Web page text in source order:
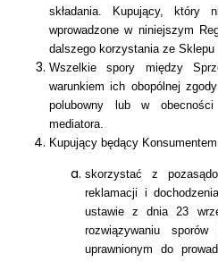
składania. Kupujący, który
wprowadzone w niniejszym
dalszego korzystania ze Sklepu
Wszelkie spory między
warunkiem ich obopólnej
polubowny lub w
mediatora.
Kupujący będący
skorzystać z
reklamacji i
ustawie z dnia 23
rozwiązywaniu
uprawnionym do